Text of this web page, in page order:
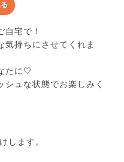
すくなる処理）を施
てお届けしています。
うに見えますが、輸送
する効果があります。
宅で！
気持ちにさせてくれま
たに🤍
ュな状態でお楽しみく
します。